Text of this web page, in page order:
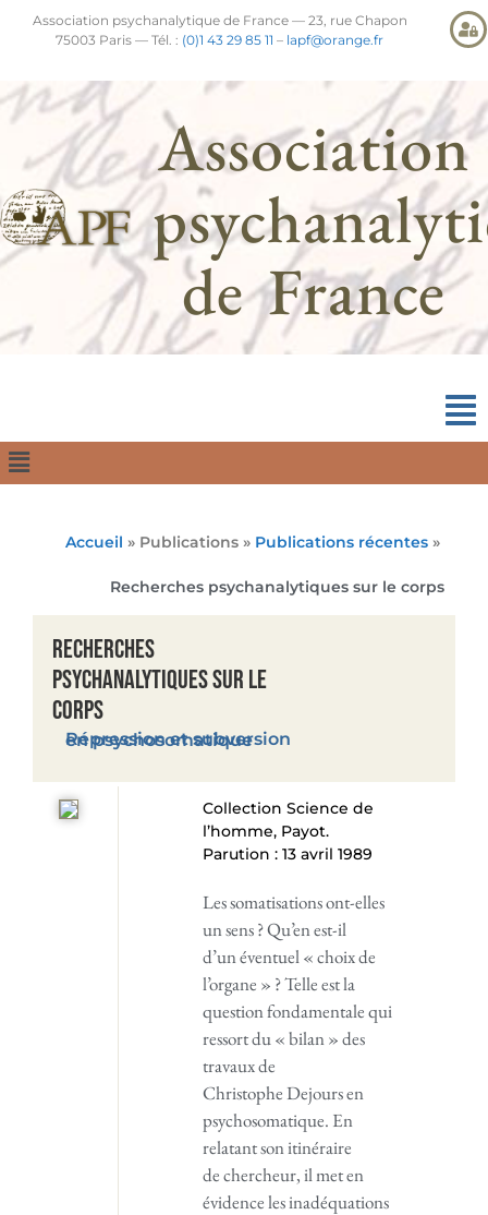
Association psychanalytique de France — 23, rue Chapon
75003 Paris — Tél. : (0)1 43 29 85 11 – lapf@orange.fr
Association
de France
Accueil » Publications » Publications récentes »
Recherches psychanalytiques sur le corps
Recherches
psychanalytiques sur le
corps
Répression et subversion en psychosomatique
Collection Science de
l’homme, Payot.
Parution : 13 avril 1989
Les somatisations ont-elles
un sens ? Qu’en est-il
d’un éventuel « choix de
l’organe » ? Telle est la
question fondamentale qui
ressort du « bilan » des
travaux de
Christophe Dejours en
psychosomatique. En
relatant son itinéraire
de chercheur, il met en
évidence les inadéquations